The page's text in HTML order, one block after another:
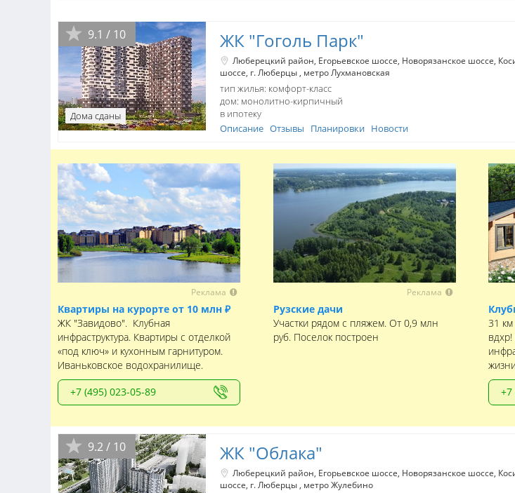
9.1 / 10
Дома сданы
ЖК "Гоголь Парк"
Люберецкий район Егорьевское шоссе Новорязанское шоссе
шоссе г. Люберцы метро Лухмановская
тип жилья: комфорт-класс
дом: монолитно-кирпичный
в ипотеку
Описание Отзывы Планировки Новости
Реклама
Квартиры на курорте от 10 млн ₽
ЖК "Завидово". Клубная
инфраструктура. Квартиры с отделкой
«под ключ» и кухонным гарнитуром.
Иваньковское водохранилище.
+7 (495) 023-05-89
Реклама
Рузские дачи
Участки рядом с пляжем. От 0,9 млн
руб. Поселок построен
31
+7
9.2 / 10 ЖК "Облака"
Люберецкий район Егорьевское шоссе Новорязанское шоссе
шоссе г. Люберцы метро Жулебино